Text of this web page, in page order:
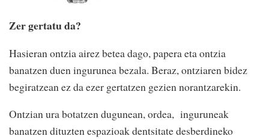
Zer gertatu da?
Hasieran ontzia airez betea dago, papera eta ontzia
banatzen duen ingurunea bezala. Beraz, ontziaren bidez
begiratzean ez da ezer gertatzen gezien norantzarekin.
Ontzian ura botatzen dugunean, ordea, inguruneak
banatzen dituzten espazioak dentsitate desberdineko